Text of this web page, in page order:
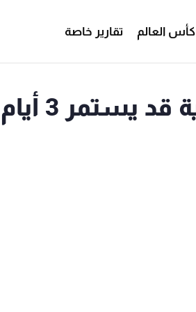
كأس العالم تقارير خاصة
صوت لبنان: الاعتصام بالمنصورية قد يستمر 3 أيام